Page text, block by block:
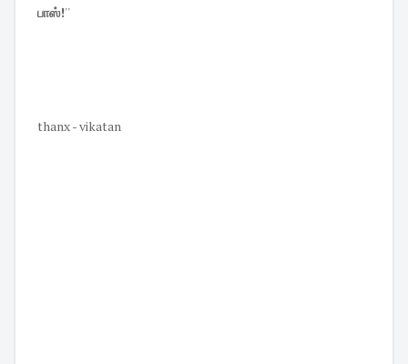
பாஸ்!''
thanx - vikatan